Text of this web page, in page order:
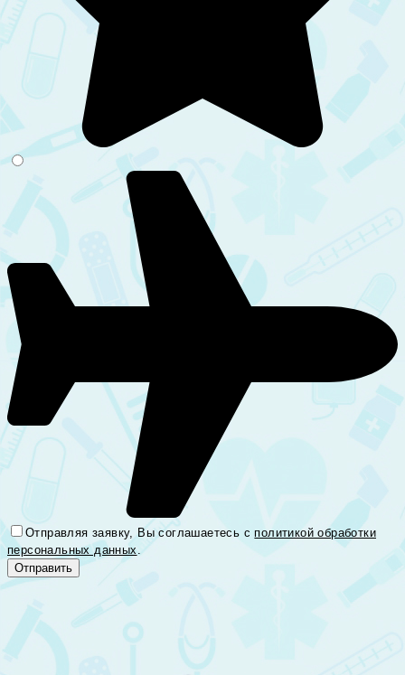
Отправляя заявку, Вы соглашаетесь с политикой обработки
персональных данных